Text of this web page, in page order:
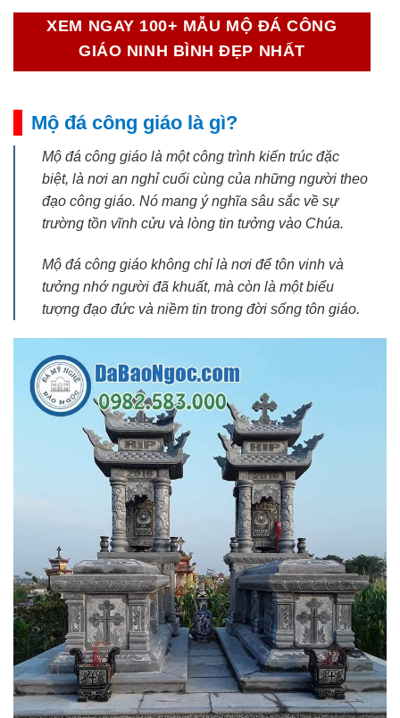
XEM NGAY 100+ MẪU MỘ ĐÁ CÔNG
GIÁO NINH BÌNH ĐẸP NHẤT
Mộ đá công giáo là gì?
Mộ đá công giáo là một công trình kiến trúc đặc
biệt, là nơi an nghỉ cuối cùng của những người theo
đạo công giáo. Nó mang ý nghĩa sâu sắc về sự
trường tồn vĩnh cửu và lòng tin tưởng vào Chúa.
Mộ đá công giáo không chỉ là nơi để tôn vinh và
tưởng nhớ người đã khuất, mà còn là một biểu
tượng đạo đức và niềm tin trong đời sống tôn giáo.